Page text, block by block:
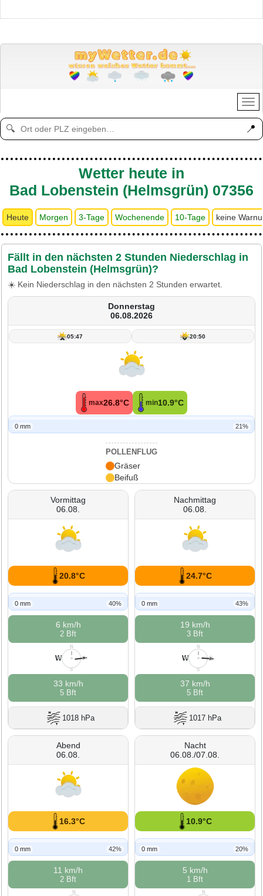
🔍 📍
Wetter heute in
Bad Lobenstein (Helmsgrün) 07356
Heute Morgen 3-Tage Wochenende 10-Tage keine
Fällt in den nächsten 2 Stunden Niederschlag in
Bad Lobenstein (Helmsgrün)?
☀️ Kein Niederschlag in den nächsten 2 Stunden erwartet.
Donnerstag
06.08.2026
05:47 20:50
max26.8°C min10.9°C
0 mm 21%
POLLENFLUG
Gräser
Beifuß
Vormittag
06.08.
20.8°C
0 mm 40%
6 km/h
2 Bft
N
O
S
W
W
33 km/h
5 Bft
1018 hPa
Nachmittag
06.08.
24.7°C
0 mm 43%
19 km/h
3 Bft
N
O
S
W
W
37 km/h
5 Bft
1017 hPa
Abend
06.08.
16.3°C
0 mm 42%
11 km/h
2 Bft
N
Nacht
06.08./07.08.
10.9°C
0 mm 20%
5 km/h
1 Bft
N